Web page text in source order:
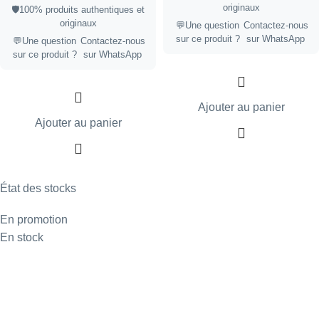
État des stocks
En promotion
En stock
🛡️100% produits authentiques et
originaux
💬Une question
sur ce produit ?
Contactez-nous
sur WhatsApp
Ajouter au panier
originaux
💬Une question
sur ce produit ?
Contactez-nous
sur WhatsApp
Ajouter au panier